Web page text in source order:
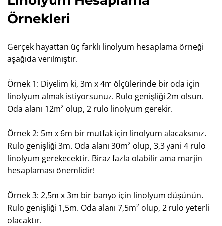
Örnekleri
Gerçek hayattan üç farklı linolyum hesaplama örneği
aşağıda verilmiştir.
Örnek 1: Diyelim ki, 3m x 4m ölçülerinde bir oda için
linolyum almak istiyorsunuz. Rulo genişliği 2m olsun.
Oda alanı 12m² olup, 2 rulo linolyum gerekir.
Örnek 2: 5m x 6m bir mutfak için linolyum alacaksınız.
Rulo genişliği 3m. Oda alanı 30m² olup, 3,3 yani 4 rulo
linolyum gerekecektir. Biraz fazla olabilir ama marjin
hesaplaması önemlidir!
Örnek 3: 2,5m x 3m bir banyo için linolyum düşünün.
Rulo genişliği 1,5m. Oda alanı 7,5m² olup, 2 rulo yeterli
olacaktır.